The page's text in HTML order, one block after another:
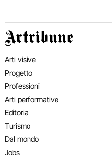
Artribune
Arti visive
Progetto
Professioni
Arti performative
Editoria
Turismo
Dal mondo
Jobs